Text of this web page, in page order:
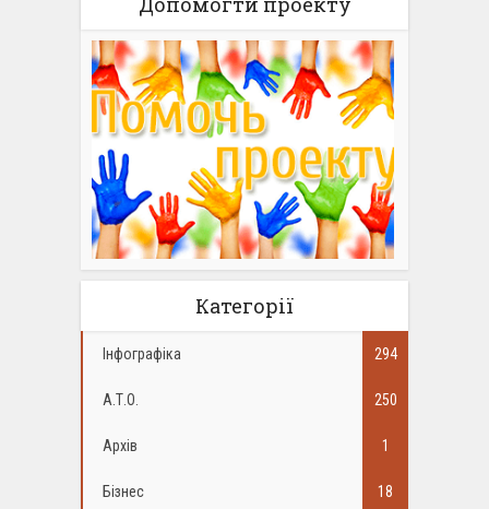
Категорії
Інфографіка 294
А.Т.О. 250
Архів 1
Бізнес 18